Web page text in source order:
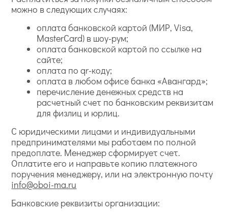
можно в следующих случаях:
оплата банковской картой (МИР, Visa,
MasterCard) в шоу-рум;
оплата банковской картой по ссылке на
сайте;
оплата по qr-коду;
оплата в любом офисе банка «Авангард»;
перечисление денежных средств на
расчетный счет по банковским реквизитам
для физлиц и юрлиц.
С юридическими лицами и индивидуальными
предпринимателями мы работаем по полной
предоплате. Менеджер сформирует счет.
Оплатите его и направьте копию платежного
поручения менеджеру, или на электронную почту
info@oboi-ma.ru
Банковские реквизиты организации: